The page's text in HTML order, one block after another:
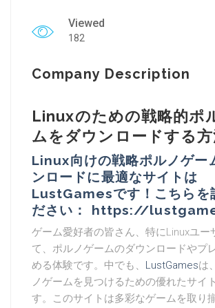
Viewed
182
Company Description
Linuxのための戦略的ポ
ムをダウンロードする
Linux向けの戦略ポルノゲー
ンロードに最適なサイトは
LustGamesです！こちらを
ださい： https://
ゲーム愛好者の皆さん、特にLinuxユー
て、ポルノゲームのダウンロードやプ
める体験です。中でも、 LustGamesは
ノゲームを見つけるための優れたサイ
す。このサイトは多彩なゲームを取り